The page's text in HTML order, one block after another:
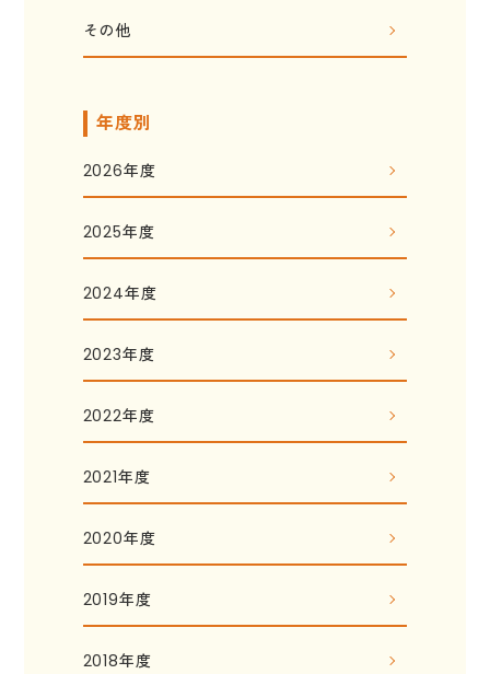
その他
年度別
2026年度
2025年度
2024年度
2023年度
2022年度
2021年度
2020年度
2019年度
2018年度